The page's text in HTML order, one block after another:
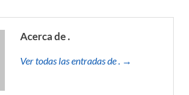
Acerca de .
Ver todas las entradas de . →